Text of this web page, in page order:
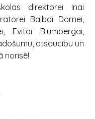
direktorei Inai
Baibai Dornei,
Evitai Blumbergai,
atsaucību un
norisē!